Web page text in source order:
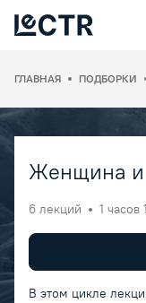
ГЛАВНАЯ ПОДБОРКИ
Женщина и
6 лекций 1 часов
В этом цикле